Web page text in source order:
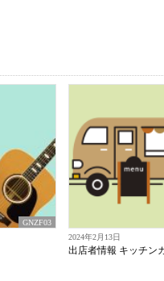
GNZF03
2024年2月13日
出店者情報 キッチン